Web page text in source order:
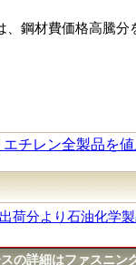
、鋼材費価格高騰分
チレン全製品を
荷分より石油化学
の詳細はファスニン